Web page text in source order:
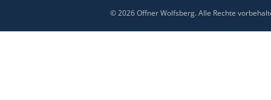
© 2026 Offner Wolfsberg. Alle Rechte